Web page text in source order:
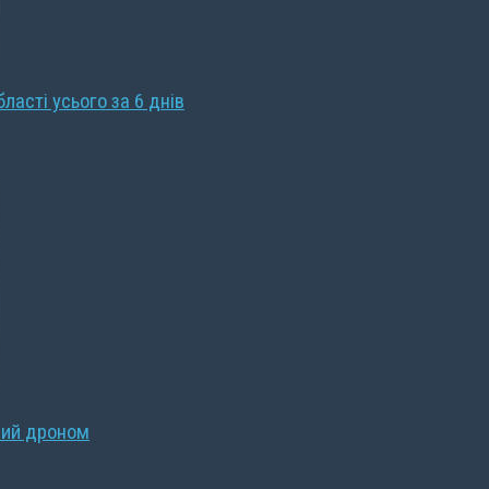
усього за 6 днів
дроном